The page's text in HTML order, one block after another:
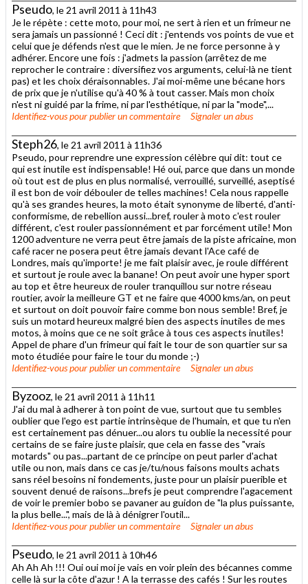
Pseudo, le 21 avril 2011 à 11h43
Je le répète : cette moto, pour moi, ne sert à rien et un frimeur ne
sera jamais un passionné ! Ceci dit : j'entends vos points de vue et
celui que je défends n'est que le mien. Je ne force personne à y
adhérer. Encore une fois : j'admets la passion (arrêtez de me
reprocher le contraire : diversifiez vos arguments, celui-là ne tient
pas) et les choix déraisonnables. J'ai moi-même une bécane hors
de prix que je n'utilise qu'à 40 % à tout casser. Mais mon choix
n'est ni guidé par la frime, ni par l'esthétique, ni par la "mode",...
Identifiez-vouspour publier un commentaire Signaler un abus
Steph26, le 21 avril 2011 à 11h36
Pseudo, pour reprendre une expression célèbre qui dit: tout ce
qui est inutile est indispensable! Hé oui, parce que dans un monde
où tout est de plus en plus normalisé, verrouillé, surveillé, aseptisé
il est bon de voir débouler de telles machines! Cela nous rappelle
qu'à ses grandes heures, la moto était synonyme de liberté, d'anti-
conformisme, de rebellion aussi...bref, rouler à moto c'est rouler
différent, c'est rouler passionnément et par forcément utile! Mon
1200 adventure ne verra peut être jamais de la piste africaine, mon
café racer ne posera peut être jamais devant l'Ace café de
Londres, mais qu'importe! je me fait plaisir avec, je roule différent
et surtout je roule avec la banane! On peut avoir une hyper sport
au top et être heureux de rouler tranquillou sur notre réseau
routier, avoir la meilleure GT et ne faire que 4000 kms/an, on peut
et surtout on doit pouvoir faire comme bon nous semble! Bref, je
suis un motard heureux malgré bien des aspects inutiles de mes
motos, à moins que ce ne soit grâce à tous ces aspects inutiles!
Appel de phare d'un frimeur qui fait le tour de son quartier sur sa
moto étudiée pour faire le tour du monde ;-)
Identifiez-vouspour publier un commentaire Signaler un abus
Byzooz, le 21 avril 2011 à 11h11
J'ai du mal à adherer à ton point de vue, surtout que tu sembles
oublier que l'ego est partie intrinsèque de l'humain, et que tu n'en
est certainement pas dénuer...ou alors tu oublie la necessité pour
certains de se faire juste plaisir, que cela en fasse des "vrais
motards" ou pas...partant de ce principe on peut parler d'achat
utile ou non, mais dans ce cas je/tu/nous faisons moults achats
sans réel besoins ni fondements, juste pour un plaisir puerible et
souvent denué de raisons...brefs je peut comprendre l'agacement
de voir le premier bobo se pavaner au guidon de "la plus puissante,
la plus belle...", mais de là à dénigrer l'outil...
Identifiez-vouspour publier un commentaire Signaler un abus
Pseudo, le 21 avril 2011 à 10h46
Ah Ah Ah !!! Oui oui moi je vais en voir plein des bécannes comme
celle là sur la côte d'azur ! A la terrasse des cafés ! Sur les routes